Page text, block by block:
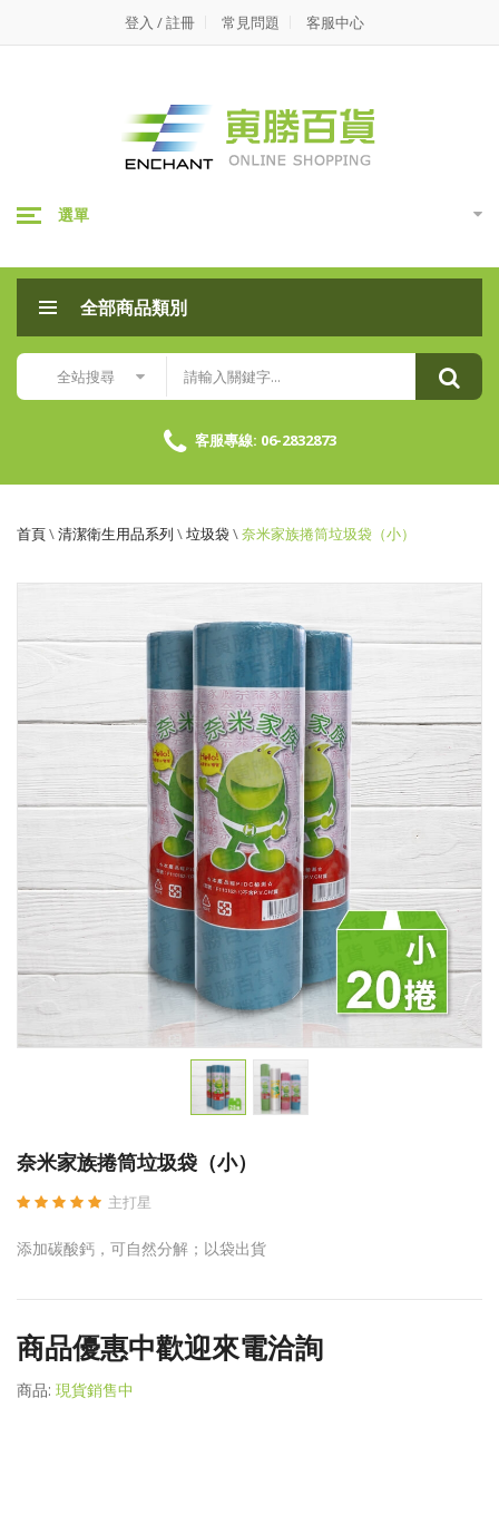
勝
奈
米
家
族
捲
筒
圾
袋-
小
登入 / 註冊 常見問題 客服中心
選單
全部商品類別
全站搜尋
客服專線: 06-2832873
首頁\清潔衛生用品系列 \垃圾袋\奈米家族捲筒垃圾袋（小）
奈米家族捲筒垃圾袋（小）
主打星
添加碳酸鈣，可自然分解；以袋出貨
商品優惠中歡迎來電洽詢
商品: 現貨銷售中